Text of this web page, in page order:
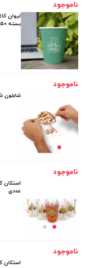
ناموجود
لیوان
بسته 50 عددی
ناموجود
شابلون
ناموجود
عددی
ناموجود
استکان